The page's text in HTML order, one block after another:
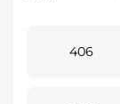
406